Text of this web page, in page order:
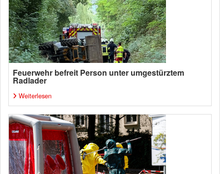
Feuerwehr befreit Person unter umgestürztem
Radlader
Weiterlesen